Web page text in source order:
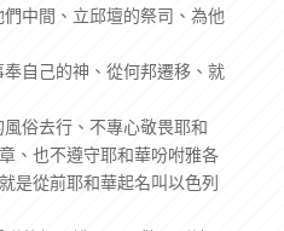
中間、立邱壇的祭司、為他
自己的神、從何邦遷移、就
俗去行、不專心敬畏耶和
、也不遵守耶和華吩咐雅各
是從前耶和華起名叫以色列